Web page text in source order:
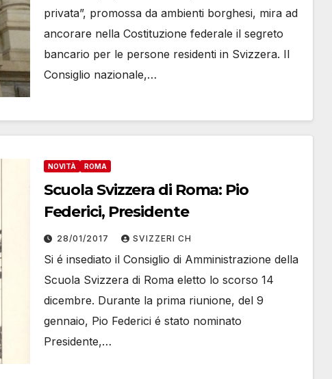
privata”, promossa da ambienti borghesi, mira ad
ancorare nella Costituzione federale il segreto
bancario per le persone residenti in Svizzera. Il
Consiglio nazionale,…
NOVITÀ ROMA
Scuola Svizzera di Roma: Pio
Federici, Presidente
28/01/2017 SVIZZERI CH
Si é insediato il Consiglio di Amministrazione della
Scuola Svizzera di Roma eletto lo scorso 14
dicembre. Durante la prima riunione, del 9
gennaio, Pio Federici é stato nominato
Presidente,…